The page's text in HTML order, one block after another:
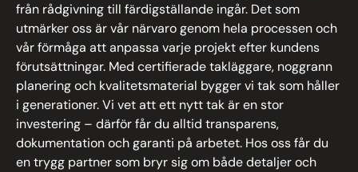
från rådgivning till färdigställande ingår. Det som
utmärker oss är vår närvaro genom hela processen och
vår förmåga att anpassa varje projekt efter kundens
förutsättningar. Med certifierade takläggare, noggrann
planering och kvalitetsmaterial bygger vi tak som håller
i generationer. Vi vet att ett nytt tak är en stor
investering – därför får du alltid transparens,
dokumentation och garanti på arbetet. Hos oss får du
en trygg partner som bryr sig om både detaljer och